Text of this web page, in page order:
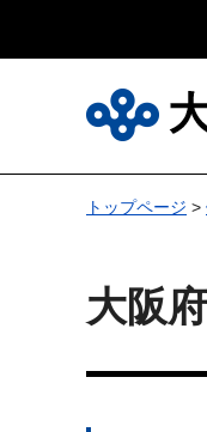
トップページ >
大阪